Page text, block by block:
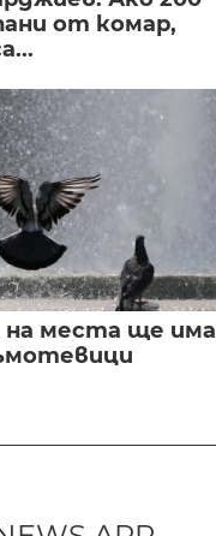
от комар,
на места ще има